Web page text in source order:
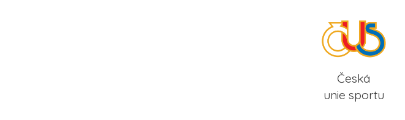
Česká
unie sportu